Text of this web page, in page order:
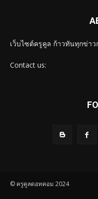
เว็บไซต์ครูคูล ก้าวทันทุกข่าว
Contact us:
© ครูคูลดอทคอม 2024